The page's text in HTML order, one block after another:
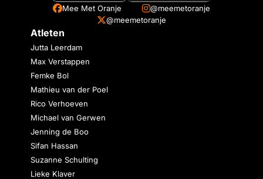
Mee Met Oranje
@meemetoranje
@meemetoranje
Atleten
Jutta Leerdam
Max Verstappen
Femke Bol
Mathieu van der Poel
Rico Verhoeven
Michael van Gerwen
Jenning de Boo
Sifan Hassan
Suzanne Schulting
Lieke Klaver